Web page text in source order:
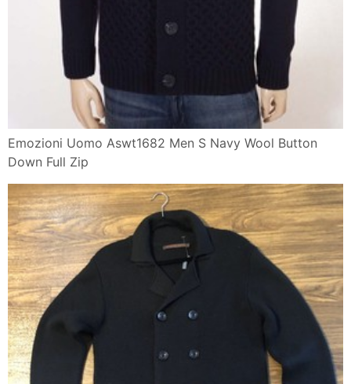
Emozioni Uomo Aswt1682 Men S Navy Wool Button
Down Full Zip